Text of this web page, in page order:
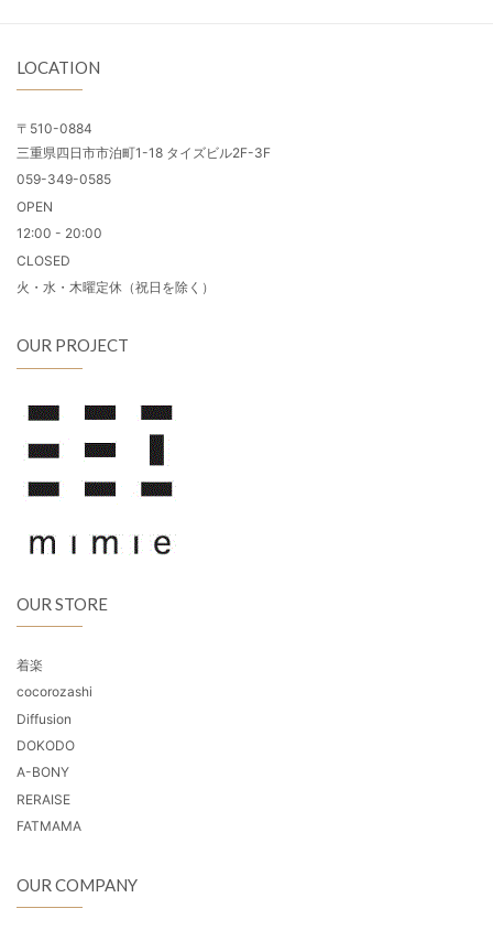
LOCATION
〒510-0884
三重県四日市市泊町1-18 タイズビル2F-3F
059-349-0585
OPEN
12:00 - 20:00
CLOSED
火・水・木曜定休（祝日を除く）
OUR PROJECT
OUR STORE
着楽
cocorozashi
Diffusion
DOKODO
A-BONY
RERAISE
FATMAMA
OUR COMPANY